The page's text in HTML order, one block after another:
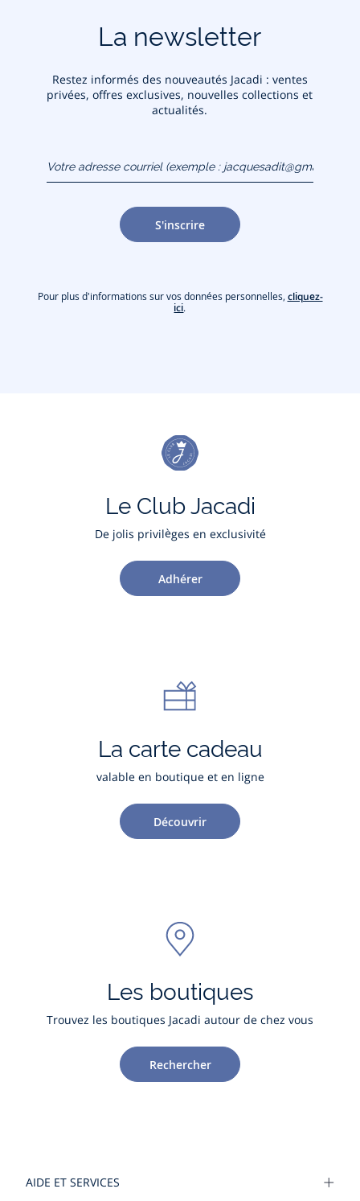
La newsletter
Restez informés des nouveautés Jacadi : ventes
privées, offres exclusives, nouvelles collections et
actualités.
(exemple :
jacquesadit@gmail.com)
S'inscrire
Pour plus d'informations sur vos données personnelles, cliquez-
ici.
Le Club Jacadi
De jolis privilèges en exclusivité
Adhérer
La carte cadeau
valable en boutique et en ligne
Découvrir
Les boutiques
Trouvez les boutiques Jacadi autour de chez vous
Rechercher
AIDE ET SERVICES